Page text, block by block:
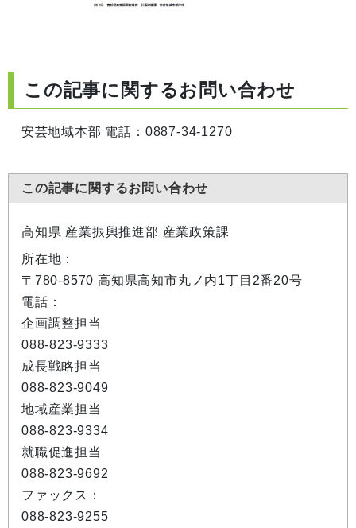
この記事に関するお問い合わせ
安芸地域本部 電話：0887-34-1270
この記事に関するお問い合わせ
高知県 産業振興推進部 産業政策課
所在地：
〒780-8570 高知県高知市丸ノ内1丁目2番20号
電話：
企画調整担当
088-823-9333
成長戦略担当
088-823-9049
地域産業担当
088-823-9334
就職促進担当
088-823-9692
ファックス：
088-823-9255